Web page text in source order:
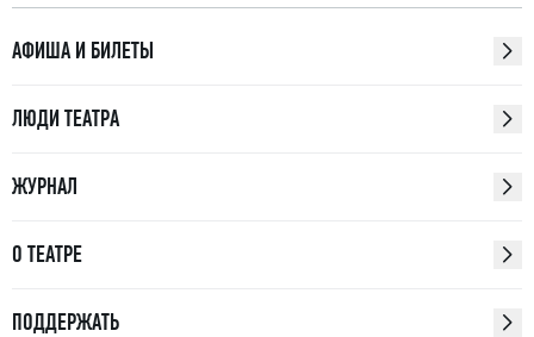
АФИША И БИЛЕТЫ
ЛЮДИ ТЕАТРА
ЖУРНАЛ
О ТЕАТРЕ
ПОДДЕРЖАТЬ